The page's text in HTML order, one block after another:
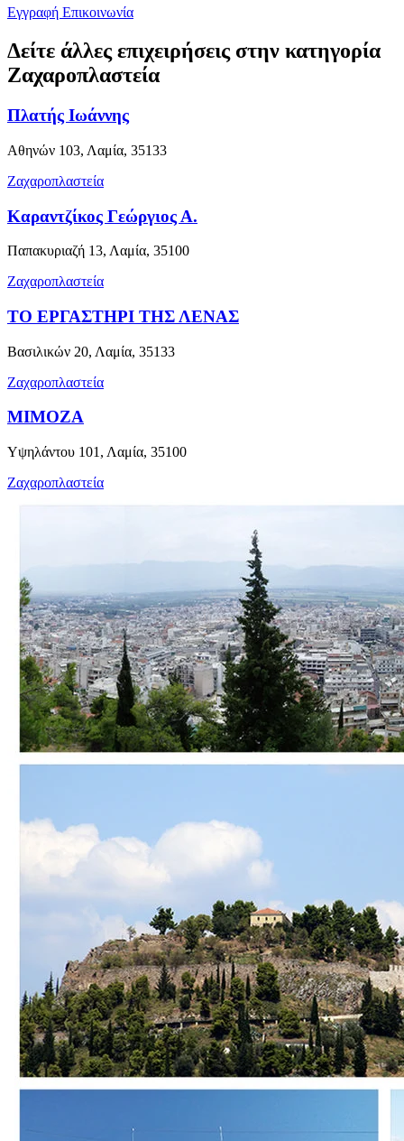
Εγγραφή Επικοινωνία
Δείτε άλλες επιχειρήσεις στην κατηγορία
Ζαχαροπλαστεία
Πλατής Ιωάννης
Αθηνών 103, Λαμία, 35133
Ζαχαροπλαστεία
Καραντζίκος Γεώργιος Α.
Παπακυριαζή 13, Λαμία, 35100
Ζαχαροπλαστεία
ΤΟ ΕΡΓΑΣΤΗΡΙ ΤΗΣ ΛΕΝΑΣ
Βασιλικών 20, Λαμία, 35133
Ζαχαροπλαστεία
ΜΙΜΟΖΑ
Υψηλάντου 101, Λαμία, 35100
Ζαχαροπλαστεία